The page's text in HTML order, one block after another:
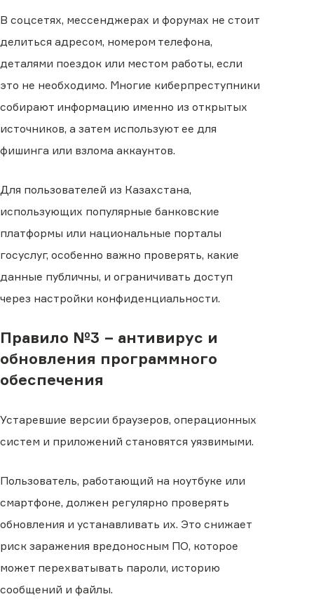
В соцсетях, мессенджерах и форумах не стоит
делиться адресом, номером телефона,
деталями поездок или местом работы, если
это не необходимо. Многие киберпреступники
собирают информацию именно из открытых
источников, а затем используют ее для
фишинга или взлома аккаунтов.
Для пользователей из Казахстана,
использующих популярные банковские
платформы или национальные порталы
госуслуг, особенно важно проверять, какие
данные публичны, и ограничивать доступ
через настройки конфиденциальности.
Правило №3 − антивирус и
обновления программного
обеспечения
Устаревшие версии браузеров, операционных
систем и приложений становятся уязвимыми.
Пользователь, работающий на ноутбуке или
смартфоне, должен регулярно проверять
обновления и устанавливать их. Это снижает
риск заражения вредоносным ПО, которое
может перехватывать пароли, историю
сообщений и файлы.